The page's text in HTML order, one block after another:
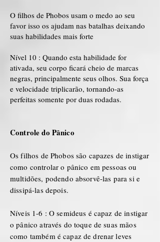
O filhos de Phobos usam o medo ao seu
favor isso os ajudam nas batalhas deixando
suas habilidades mais forte
Nível 10 : Quando esta habilidade for
ativada, seu corpo ficará cheio de marcas
negras, principalmente seus olhos. Sua força
e velocidade triplicarão, tornando-as
perfeitas somente por duas rodadas.
Controle do Pânico
Os filhos de Phobos são capazes de instigar
como controlar o pânico em pessoas ou
multidões, podendo absorvê-las para si e
dissipá-las depois.
Níveis 1-6 : O semideus é capaz de instigar
o pânico através do toque de suas mãos
como também é capaz de drenar leves